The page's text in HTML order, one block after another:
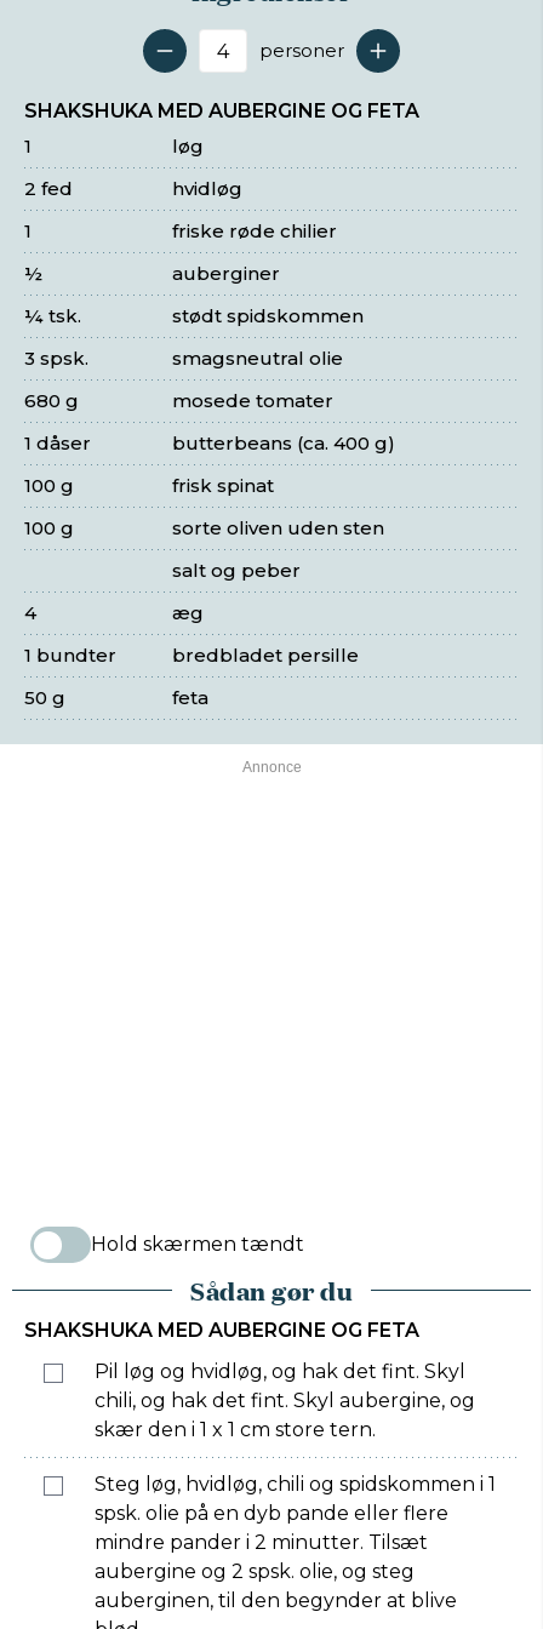
Antal serveringer
personer
SHAKSHUKA MED AUBERGINE OG FETA
løg
1
hvidløg
2 fed
friske røde chilier
1
auberginer
½
stødt spidskommen
¼ tsk.
smagsneutral olie
3 spsk.
mosede tomater
680 g
butterbeans (ca. 400 g)
1 dåser
frisk spinat
100 g
sorte oliven uden sten
100 g
salt og peber
æg
4
bredbladet persille
1 bundter
feta
50 g
Hold skærmen tændt
Sådan gør du
SHAKSHUKA MED AUBERGINE OG FETA
Pil løg og hvidløg, og hak det fint. Skyl
chili, og hak det fint. Skyl aubergine, og
skær den i 1 x 1 cm store tern.
Steg løg, hvidløg, chili og spidskommen i 1
spsk. olie på en dyb pande eller flere
mindre pander i 2 minutter. Tilsæt
aubergine og 2 spsk. olie, og steg
auberginen, til den begynder at blive